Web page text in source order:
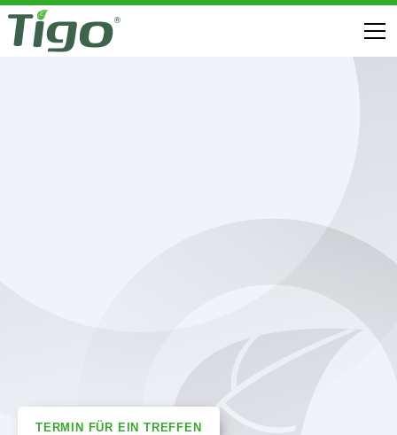
TERMIN FÜR EIN TREFFEN